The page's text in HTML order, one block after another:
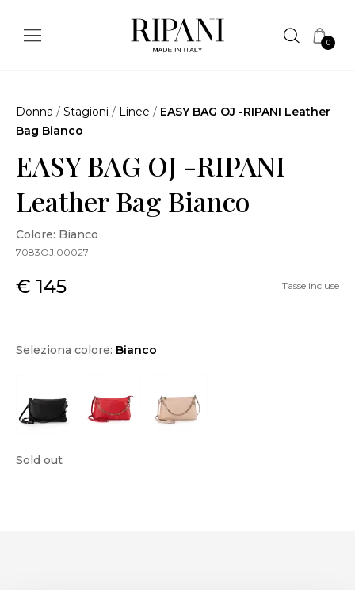
0
Donna / Stagioni / Linee / EASY BAG OJ -RIPANI Leather
Bag Bianco
EASY BAG OJ -RIPANI
Leather Bag Bianco
Colore: Bianco
7083OJ.00027
€ 145 Tasse incluse
Seleziona colore: Bianco
Sold out